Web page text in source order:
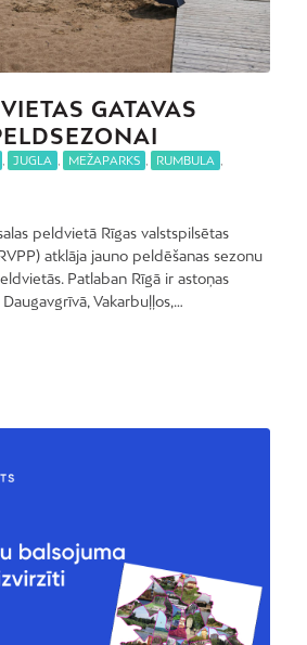
GATAVAS
JUGLA MEŽAPARKS RUMBULA
peldvietā Rīgas valstspilsētas
atklāja jauno peldēšanas sezonu
Patlaban Rīgā ir astoņas
Vakarbuļļos,…